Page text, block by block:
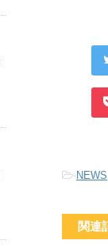
-NEWS
関連